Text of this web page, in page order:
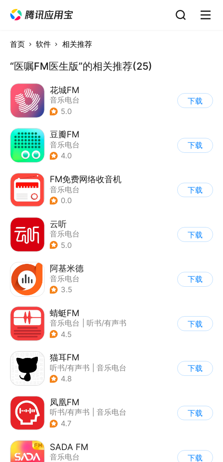
首页 软件 相关推荐
“医嘱FM医生版”的相关推荐(25)
花城FM
音乐电台
5.0
下载
豆瓣FM
音乐电台
4.0
下载
FM免费网络收音机
音乐电台
0.0
下载
云听
音乐电台
5.0
下载
阿基米德
音乐电台
3.5
下载
蜻蜓FM
音乐电台
听书/有声书
4.5
下载
猫耳FM
听书/有声书
音乐电台
4.8
下载
凤凰FM
听书/有声书
音乐电台
4.7
下载
SADA FM
音乐电台
下载